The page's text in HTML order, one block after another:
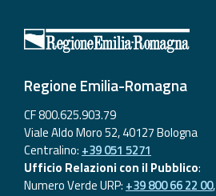
Regione Emilia-Romagna
CF 800.625.903.79
Viale Aldo Moro 52, 40127 Bologna
Centralino: +39 051 5271
Ufficio Relazioni con il Pubblico:
Numero Verde URP: +39 800 66 22 00,